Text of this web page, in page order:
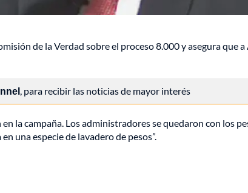
de la Verdad sobre el proceso 8.000 y asegura que
, para recibir las noticias de mayor interés
la campaña. Los administradores se quedaron con los
una especie de lavadero de pesos”.